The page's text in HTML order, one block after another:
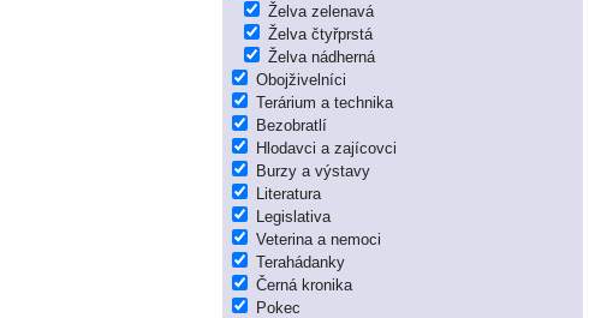
Želva zelenavá
Želva čtyřprstá
Želva nádherná
Obojživelníci
Terárium a technika
Bezobratlí
Hlodavci a zajícovci
Burzy a výstavy
Literatura
Legislativa
Veterina a nemoci
Terahádanky
Černá kronika
Pokec